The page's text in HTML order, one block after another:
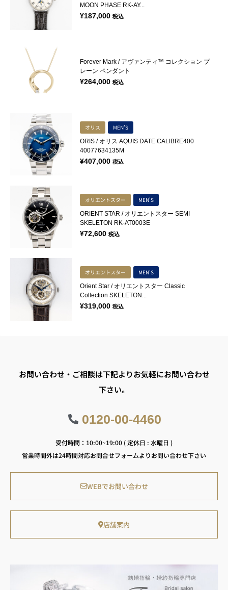
MOON PHASE RK-AY...
¥187,000 税込
Forever Mark / アヴァンティ™ コレクション プ
レーン ペンダント
¥264,000 税込
オリス MEN'S
ORIS / オリス AQUIS DATE CALIBRE400
40077634135M
¥407,000 税込
オリエントスター MEN'S
ORIENT STAR / オリエントスター SEMI
SKELETON RK-AT0003E
¥72,600 税込
オリエントスター MEN'S
Orient Star / オリエントスター Classic
Collection SKELETON...
¥319,000 税込
お問い合わせ・ご相談は下記よりお気軽にお問い合わせ
下さい。
0120-00-4460
受付時間：10:00~19:00 ( 定休日 : 水曜日 )
営業時間外は24時間対応お問合せフォームよりお問い合わせ下さい
WEBでお問い合わせ
店舗案内